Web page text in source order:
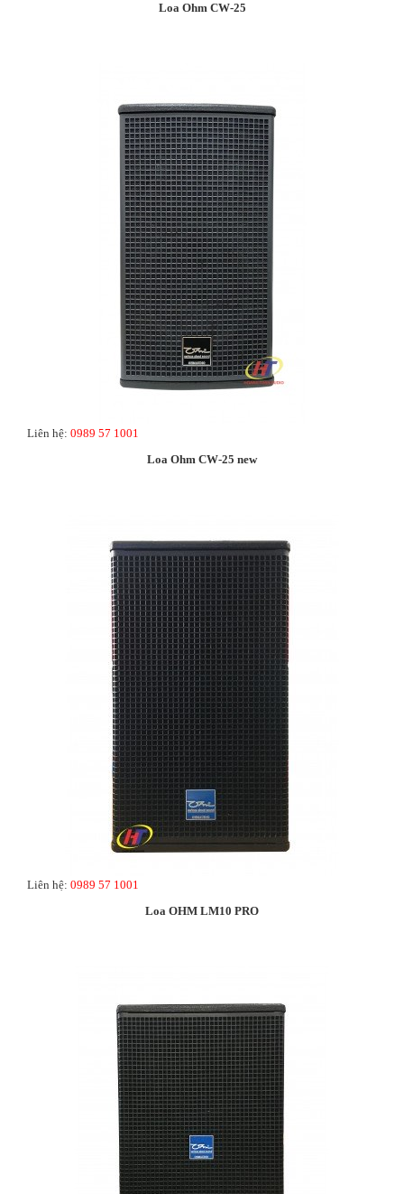
Loa Ohm CW-25
Liên hệ: 0989 57 1001
Loa Ohm CW-25 new
Liên hệ: 0989 57 1001
Loa OHM LM10 PRO